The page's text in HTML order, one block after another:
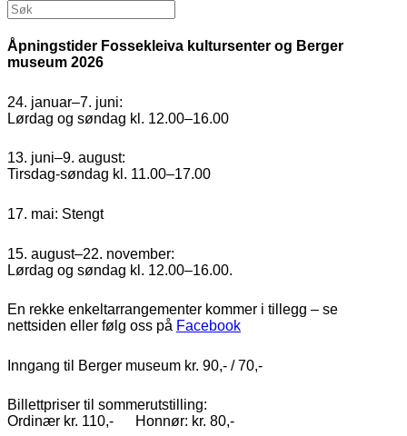
Åpningstider Fossekleiva kultursenter og Berger
museum 2026
24. januar–7. juni:
Lørdag og søndag kl. 12.00–16.00
13. juni–9. august:
Tirsdag-søndag kl. 11.00–17.00
17. mai: Stengt
15. august–22. november:
Lørdag og søndag kl. 12.00–16.00.
En rekke enkeltarrangementer kommer i tillegg – se
nettsiden eller følg oss på Facebook
Inngang til Berger museum kr. 90,- / 70,-
Billettpriser til sommerutstilling:
Ordinær kr. 110,- Honnør: kr. 80,-